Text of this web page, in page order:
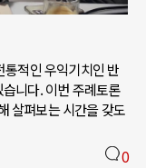
통적인 우익기치인 반
니다. 이번 주례토론
살펴보는 시간을 갖도
0